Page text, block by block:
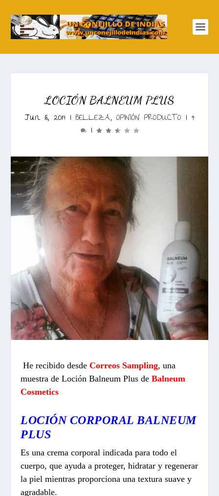
LOCIÓN BALNEUM PLUS
Jun 18, 2019 | BELLEZA, OPINIÓN PRODUCTO | 4
|
He recibido desdeCorreos Sampling, una
muestra de Loción Balneum Plus deBalneum
Cosmetics
LOCIÓN CORPORAL BALNEUM
PLUS
Es una crema corporal indicada para todo el
cuerpo, que ayuda a proteger, hidratar y regenerar
la piel mientras proporciona una textura suave y
agradable.